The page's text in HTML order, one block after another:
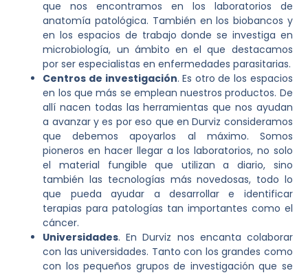
que nos encontramos en los laboratorios de
anatomía patológica. También en los biobancos y
en los espacios de trabajo donde se investiga en
microbiología, un ámbito en el que destacamos
por ser especialistas en enfermedades parasitarias.
Centros de investigación. Es otro de los espacios
en los que más se emplean nuestros productos. De
allí nacen todas las herramientas que nos ayudan
a avanzar y es por eso que en Durviz consideramos
que debemos apoyarlos al máximo. Somos
pioneros en hacer llegar a los laboratorios, no solo
el material fungible que utilizan a diario, sino
también las tecnologías más novedosas, todo lo
que pueda ayudar a desarrollar e identificar
terapias para patologías tan importantes como el
cáncer.
Universidades. En Durviz nos encanta colaborar
con las universidades. Tanto con los grandes como
con los pequeños grupos de investigación que se